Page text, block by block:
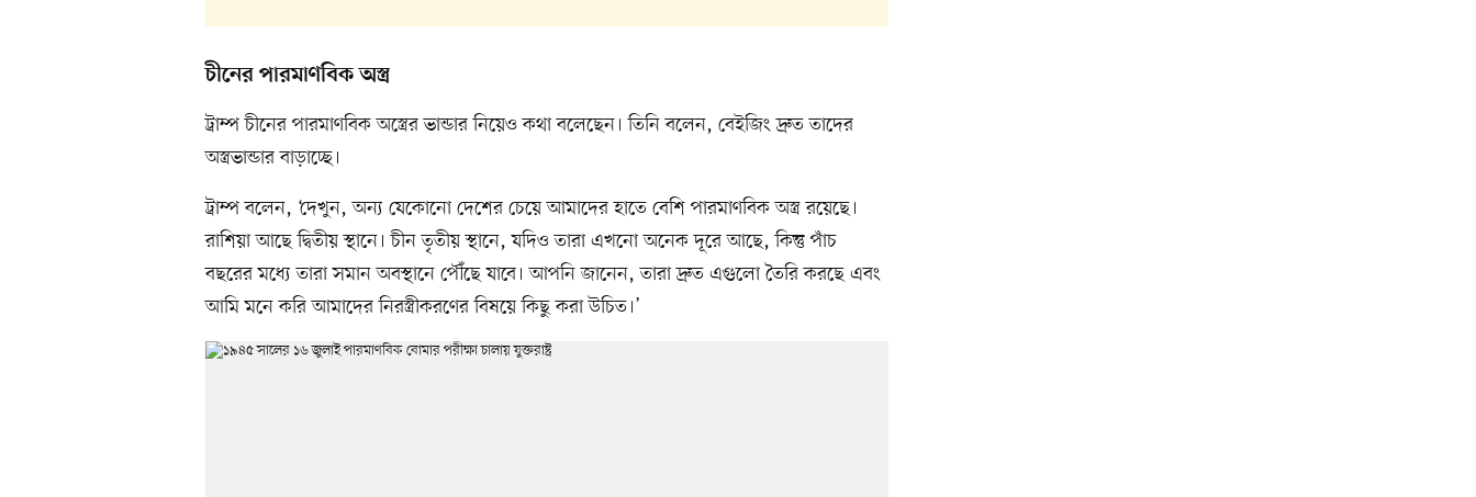
চীনের পারমাণবিক অস্ত্র
ট্রাম্প চীনের পারমাণবিক অস্ত্রের ভান্ডার নিয়েও কথা বলেছেন। তিনি বলেন, বেইজিং দ্রুত তাদের
অস্ত্রভান্ডার বাড়াচ্ছে।
ট্রাম্প বলেন, ‘দেখুন, অন্য যেকোনো দেশের চেয়ে আমাদের হাতে বেশি পারমাণবিক অস্ত্র রয়েছে।
রাশিয়া আছে দ্বিতীয় স্থানে। চীন তৃতীয় স্থানে, যদিও তারা এখনো অনেক দূরে আছে, কিন্তু পাঁচ
বছরের মধ্যে তারা সমান অবস্থানে পৌঁছে যাবে। আপনি জানেন, তারা দ্রুত এগুলো তৈরি করছে এবং
আমি মনে করি আমাদের নিরস্ত্রীকরণের বিষয়ে কিছু করা উচিত।’